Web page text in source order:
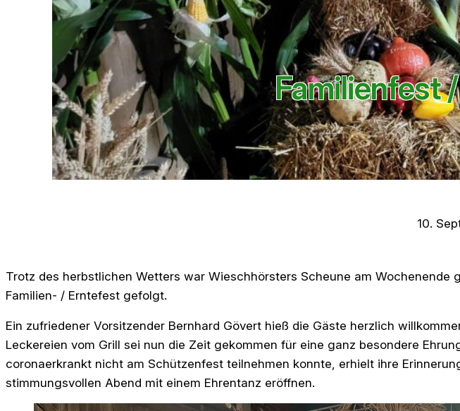
Familienfest
10.
Trotz des herbstlichen Wetters war Wieschhörsters Scheune am
Familien- / Erntefest gefolgt.
Ein zufriedener Vorsitzender Bernhard Gövert hieß die Gäste herzlich
Leckereien vom Grill sei nun die Zeit gekommen für eine ganz besondere
coronaerkrankt nicht am Schützenfest teilnehmen konnte, erhielt ihre
stimmungsvollen Abend mit einem Ehrentanz eröffnen.